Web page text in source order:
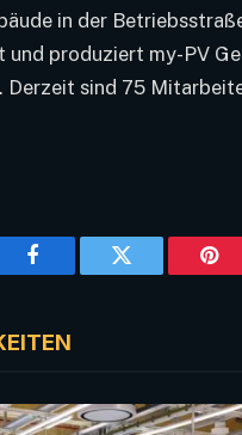
in der
und produziert my-PV
Derzeit sind 75
Facebook Twitter